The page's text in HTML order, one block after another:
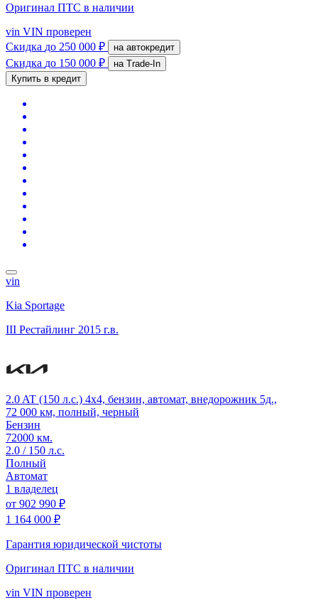
Оригинал ПТС в наличии
vin VIN проверен
Скидка до 250 000 ₽ на автокредит
Скидка до 150 000 ₽
на Trade-In
Купить в кредит
vin
Kia Sportage
III Рестайлинг 2015 г.в.
2.0 AT (150 л.с.) 4x4, бензин, автомат, внедорожник 5д.,
72 000 км, полный, черный
Бензин
72000 км.
2.0 / 150 л.с.
Полный
Автомат
1 владелец
от 902 990 ₽
1 164 000 ₽
Гарантия юридической чистоты
Оригинал ПТС в наличии
vin VIN проверен